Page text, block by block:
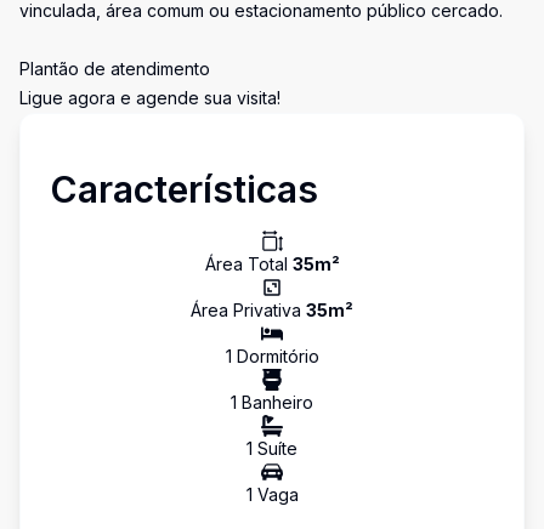
vinculada, área comum ou estacionamento público cercado.
Plantão de atendimento
Ligue agora e agende sua visita!
Características
Área Total 35m²
Área Privativa 35m²
1 Dormitório
1 Banheiro
1 Suíte
1 Vaga